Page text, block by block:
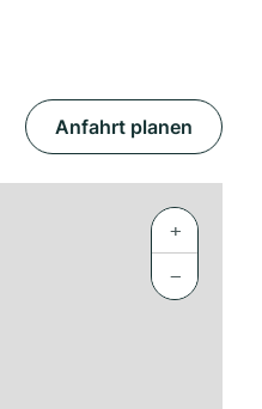
Anfahrt planen
+
−